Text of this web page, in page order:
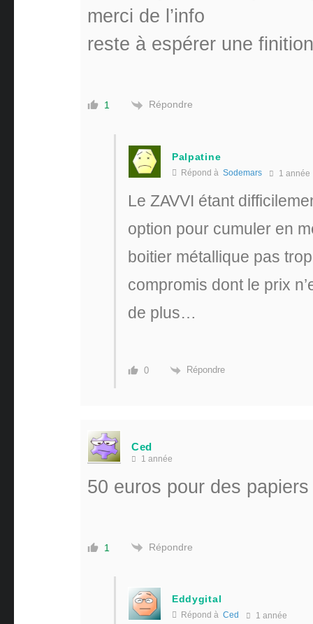
merci de l’info
reste à espérer une
1 Répondre
Palpatine
Répond à Sodemars 1 année
Le ZAVVI étant
option pour cumuler en
boitier métallique pas
compromis dont le prix
de plus…
0 Répondre
Ced
1 année
50 euros pour des
1 Répondre
Eddygital
Répond à Ced 1 année